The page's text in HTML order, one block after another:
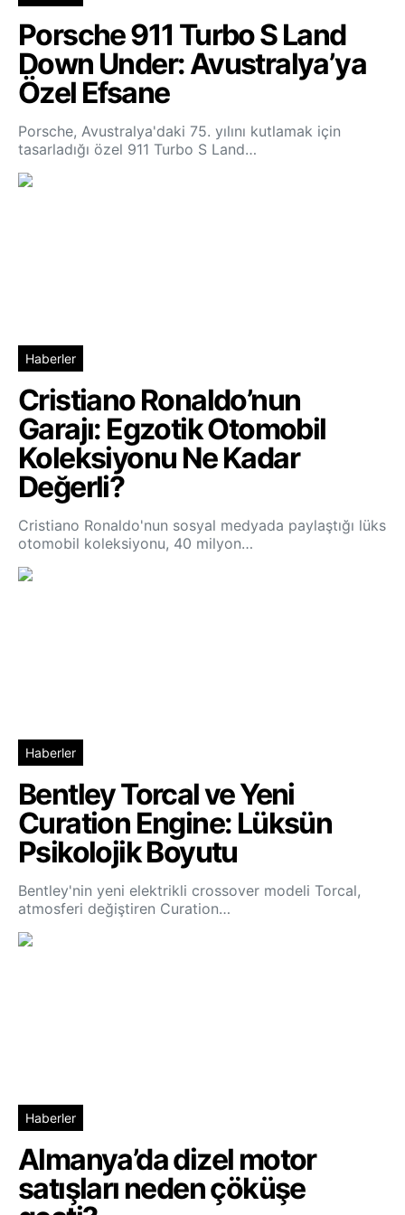
Porsche 911 Turbo S Land
Down Under: Avustralya’ya
Özel Efsane
Porsche, Avustralya'daki 75. yılını kutlamak için
tasarladığı özel 911 Turbo S Land…
Haberler
Cristiano Ronaldo’nun
Garajı: Egzotik Otomobil
Koleksiyonu Ne Kadar
Değerli?
Cristiano Ronaldo'nun sosyal medyada paylaştığı lüks
otomobil koleksiyonu, 40 milyon…
Haberler
Bentley Torcal ve Yeni
Curation Engine: Lüksün
Psikolojik Boyutu
Bentley'nin yeni elektrikli crossover modeli Torcal,
atmosferi değiştiren Curation…
Haberler
Almanya’da dizel motor
satışları neden çöküşe